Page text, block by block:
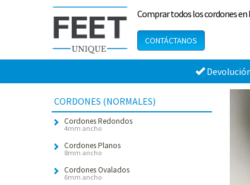
Comprar todos los cordones en
CONTÁCTANOS
CORDONES (NORMALES)
Cordones Redondos
4mm ancho
Cordones Planos
8mm ancho
Cordones Ovalados
6mm ancho